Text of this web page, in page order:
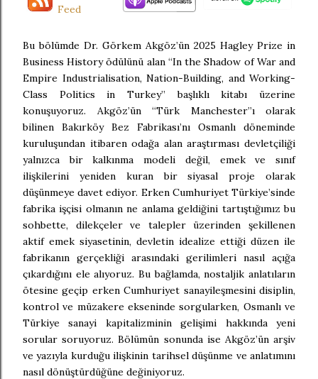
Feed
Bu bölümde Dr. Görkem Akgöz’ün 2025 Hagley Prize in
Business History ödülünü alan “In the Shadow of War and
Empire Industrialisation, Nation-Building, and Working-
Class Politics in Turkey” başlıklı kitabı üzerine
konuşuyoruz. Akgöz’ün “Türk Manchester”ı olarak
bilinen Bakırköy Bez Fabrikası’nı Osmanlı döneminde
kuruluşundan itibaren odağa alan araştırması devletçiliği
yalnızca bir kalkınma modeli değil, emek ve sınıf
ilişkilerini yeniden kuran bir siyasal proje olarak
düşünmeye davet ediyor. Erken Cumhuriyet Türkiye’sinde
fabrika işçisi olmanın ne anlama geldiğini tartıştığımız bu
sohbette, dilekçeler ve talepler üzerinden şekillenen
aktif emek siyasetinin, devletin idealize ettiği düzen ile
fabrikanın gerçekliği arasındaki gerilimleri nasıl açığa
çıkardığını ele alıyoruz. Bu bağlamda, nostaljik anlatıların
ötesine geçip erken Cumhuriyet sanayileşmesini disiplin,
kontrol ve müzakere ekseninde sorgularken, Osmanlı ve
Türkiye sanayi kapitalizminin gelişimi hakkında yeni
sorular soruyoruz. Bölümün sonunda ise Akgöz’ün arşiv
ve yazıyla kurduğu ilişkinin tarihsel düşünme ve anlatımını
nasıl dönüştürdüğüne değiniyoruz.